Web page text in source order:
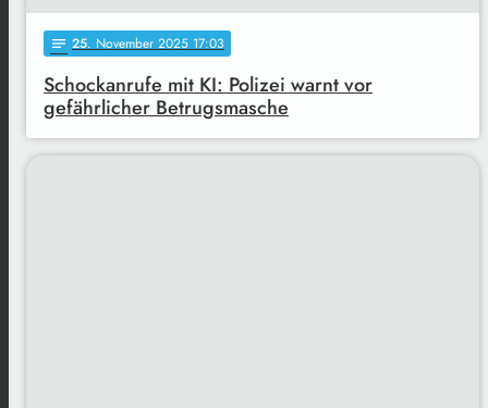
notes 25. November 2025 17:03
Schockanrufe mit KI: Polizei warnt vor
gefährlicher Betrugsmasche